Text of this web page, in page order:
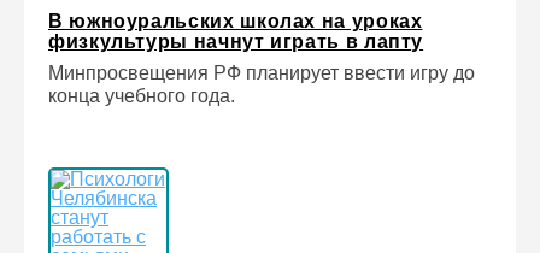
В южноуральских школах на уроках
физкультуры начнут играть в лапту
Минпросвещения РФ планирует ввести игру до
конца учебного года.